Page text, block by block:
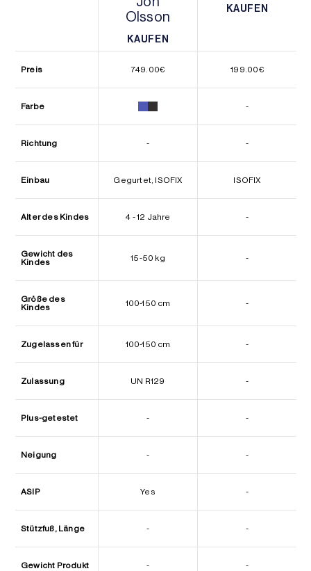
Olsson
KAUFEN
KAUFEN
KAUFEN
Preis 749.00€ 199.00€
Farbe -
Richtung - -
Einbau Gegurtet, ISOFIX ISOFIX
Alter des Kindes 4 - 12 Jahre -
Gewicht des
Kindes
15-50 kg -
Größe des
Kindes
100-150 cm -
Zugelassen für 100-150 cm -
Zulassung UN R129 -
Plus-getestet - -
Neigung - -
ASIP Yes -
Stützfuß, Länge - -
Gewicht Produkt - -